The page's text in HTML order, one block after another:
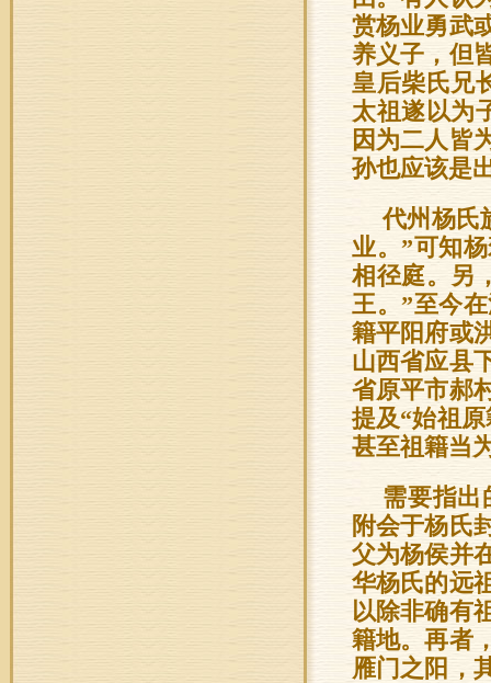
赏杨业勇武
养义子，但
皇后柴氏兄
太祖遂以为
因为二人皆
孙也应该是
代州杨氏
业。”可知
相径庭。另
王。”至今
籍平阳府或
山西省应县
省原平市郝
提及“始祖
甚至祖籍当
需要指出
附会于杨氏
父为杨侯并
华杨氏的远
以除非确有
籍地。再者
雁门之阳，